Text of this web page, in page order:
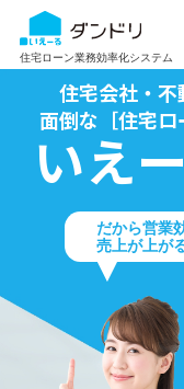
住宅ローン業務効率化システム
住宅会社・不
面倒な［住宅ロ
いえ
だから営業
売上が上が